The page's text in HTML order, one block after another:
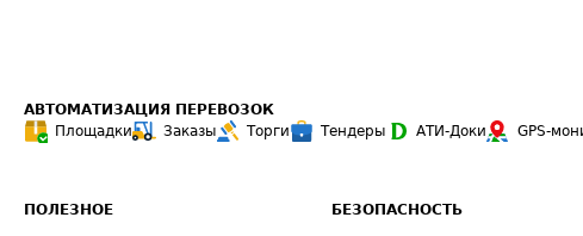
АВТОМАТИЗАЦИЯ ПЕРЕВОЗОК
Площадки
Заказы Торги Тендеры АТИ-Доки GPS-
ПОЛЕЗНОЕ БЕЗОПАСНОСТЬ